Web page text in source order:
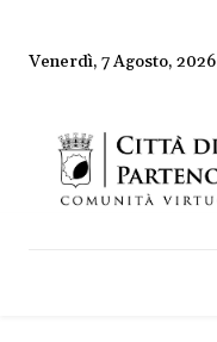
Venerdì, 7 Agosto, 2026